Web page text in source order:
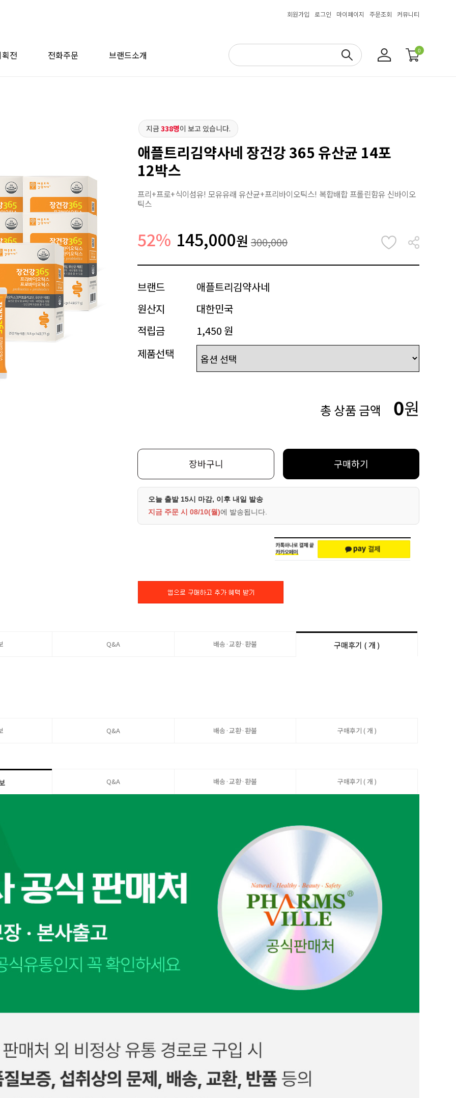
회원가입 로그인 마이페이지 주문조회 커뮤니티
획전 전화주문 브랜드소개 0
지금338명이 보고 있습니다.
애플트리김약사네 장건강 365 유산균 14포
12박스
프리+프로+식이섬유! 모유유래 유산균+프리바이오틱스! 복합배합 프롤린함유 신바이오
틱스
52% 145,000원 300,000
브랜드
애플트리김약사네
원산지
대한민국
적립금
1,450 원
제품선택
총 상품 금액 0원
장바구니 구매하기
오늘 출발 15시 마감, 이후 내일 발송
지금 주문 시 08/10(월)에 발송됩니다.
Q&A 배송·교환·환불 구매후기 ( 개 )
Q&A 배송·교환·환불 구매후기 ( 개 )
Q&A 배송·교환·환불 구매후기 ( 개 )